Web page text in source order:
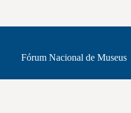
Fórum Nacional de Museus